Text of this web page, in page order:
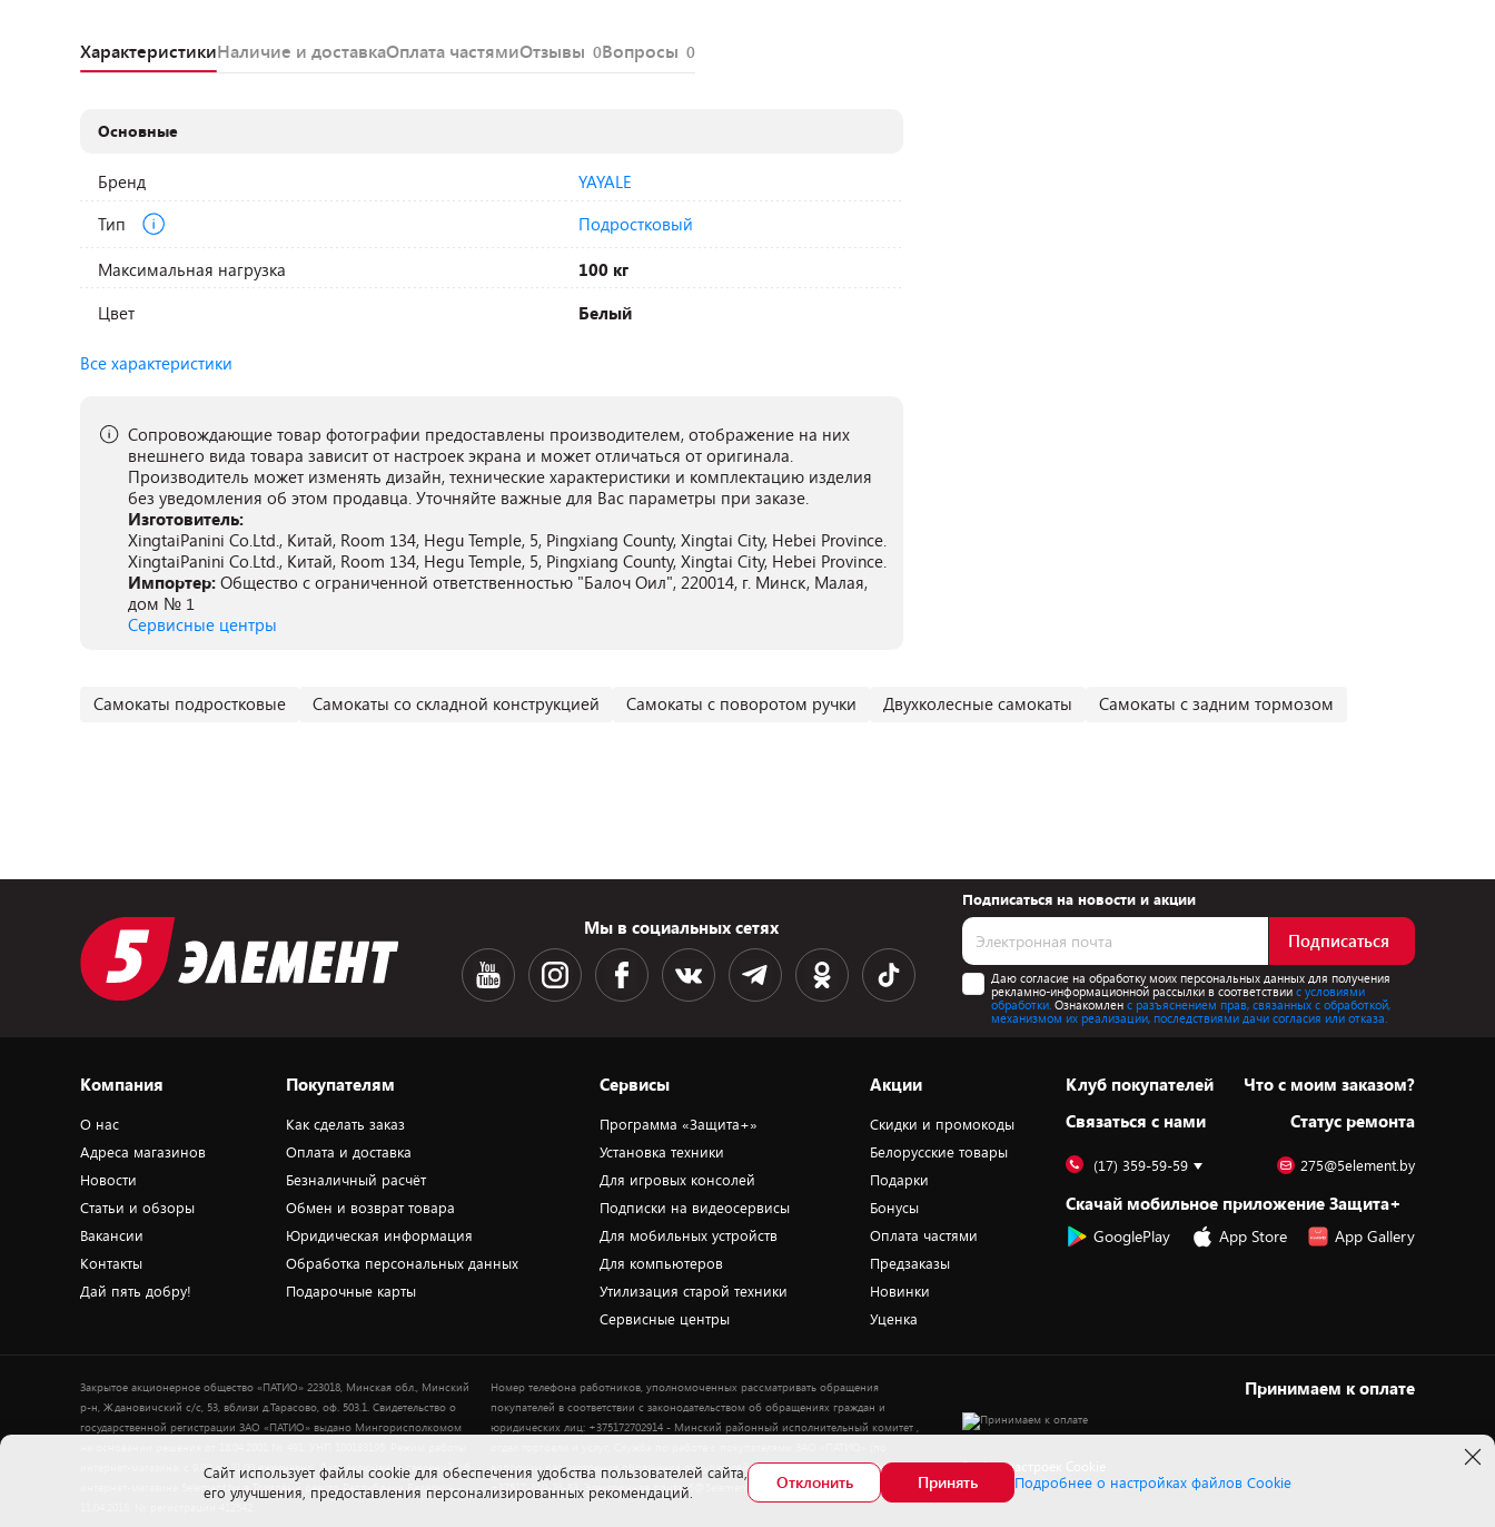
ХарактеристикиНаличие и доставкаОплата частямиОтзывы 0Вопросы 0
Основные
Бренд
YAYALE
Тип
Подростковый
Максимальная нагрузка
100 кг
Цвет
Белый
Все характеристики
Сопровождающие товар фотографии предоставлены производителем, отображение на них
внешнего вида товара зависит от настроек экрана и может отличаться от оригинала.
Производитель может изменять дизайн, технические характеристики и комплектацию изделия
без уведомления об этом продавца. Уточняйте важные для Вас параметры при заказе.
Изготовитель:
XingtaiPanini Co.Ltd., Китай, Room 134, Hegu Temple, 5, Pingxiang County, Xingtai City, Hebei Province.
XingtaiPanini Co.Ltd., Китай, Room 134, Hegu Temple, 5, Pingxiang County, Xingtai City, Hebei Province.
Импортер: Общество с ограниченной ответственностью "Балоч Оил", 220014, г. Минск, Малая,
дом № 1
Сервисные центры
Самокаты подростковые Самокаты со складной конструкцией Самокаты с поворотом ручки Двухколесные самокаты Самокаты с задним тормозом
Мы в социальных сетях
Подписаться на новости и акции
Подписаться
Даю согласие на обработку моих персональных данных для получения
рекламно-информационной рассылки в соответствиис условиями
обработки. Ознакомлен с разъяснением прав, связанных с обработкой,
механизмом их реализации, последствиями дачи согласия или отказа.
Компания
О нас
Адреса магазинов
Новости
Статьи и обзоры
Вакансии
Контакты
Дай пять добру!
Покупателям
Как сделать заказ
Оплата и доставка
Безналичный расчёт
Обмен и возврат товара
Юридическая информация
Обработка персональных данных
Подарочные карты
Сервисы
Программа «Защита+»
Установка техники
Для игровых консолей
Подписки на видеосервисы
Для мобильных устройств
Для компьютеров
Утилизация старой техники
Сервисные центры
Акции
Скидки и промокоды
Белорусские товары
Подарки
Бонусы
Оплата частями
Предзаказы
Новинки
Уценка
Клуб покупателей
Cвязаться с нами
Что с моим заказом?
Статус ремонта
(17) 359-59-59 275@5element.by
Скачай мобильное приложение Защита+
GooglePlay App Store App Gallery
Закрытое акционерное общество «ПАТИО» 223018, Минская обл., Минский
р-н, Ждановичский с/с, 53, вблизи д.Тарасово, оф. 503.1. Свидетельство о
государственной регистрации ЗАО «ПАТИО» выдано Мингорисполкомом
интернет-магазина: с 9.00 до 21.00 ежедневно. Дата включения сведений об
интернет-магазине 5element.by в Торговый реестр Республики Беларусь -
Номер телефона работников, уполномоченных рассматривать обращения
покупателей в соответствии с законодательством об обращениях граждан и
юридических лиц: +375172702914 - Минский районный исполнительный комитет ,
вопросам рассмотрения обращения покупателей о нарушении их прав): Тел.:
+37517-359-23-83. Электронная почта: 5@5element.by
Принимаем к оплате
Выбор настроек Cookie
Cайт использует файлы cookie для обеспечения удобства пользователей сайта,
его улучшения, предоставления персонализированных рекомендаций.
Отклонить Принять Подробнее о настройках файлов Cookie